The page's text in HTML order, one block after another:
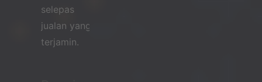
selepas
jualan yang
terjamin.